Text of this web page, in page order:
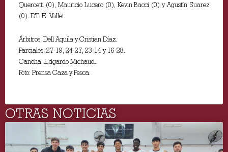
Quercetti (0), Mauricio Lucero (0), Kevin Bacci (0) y Agustín Suarez
(0). DT: E. Vallet.
Árbitros: Dell Aquila y Cristian Díaz.
Parciales: 27-19, 24-27, 23-14 y 16-28.
Cancha: Edgardo Michaud.
Foto: Prensa Caza y Pesca.
OTRAS NOTICIAS